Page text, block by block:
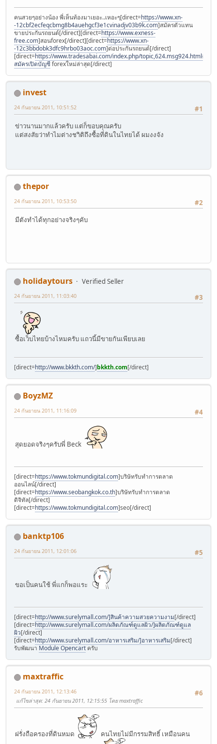
คนสวยๆอย่างน้อง พี่เห็นท้องมาเยอะ..เหอะๆ[direct=https://www.xn-
-12cbf2ecfeqcbmg8b4auehgcf3e1cvinadjv03b9k.com]สมัครตัวแทน
ขายประกันรถยนต์[/direct][direct=https://www.exness-
free.com]สอนforex[/direct][direct=https://www.xn-
-12c3bbdobk3dfc9hrbo03aoc.com]ต่อประกันรถยนต์[/direct]
[direct=https://www.tradesabai.com/index.php/
สมัครเปิดบัญชีforexใหม่ล่าสุด[/direct]
invest
#1
24 กันยายน 2011, 10:51:52
ข่าวนานมากแล้วครับ แต่ก็ขอบคุณครับ
แต่สงสัยว่าทำไมต่างชาิติถึงซื้อที่ดินในไทยได้ ผมงงจัง
thepor
#2
24 กันยายน 2011, 10:53:50
มีตังทำได้ทุกอย่างจริงๆคับ
holidaytours
Verified Seller
#3
24 กันยายน 2011, 11:03:40
ซื้อเว็บไทยบ้างไหมครับ แถวนี้มีขายกันเพียบเลย
[direct=http://www.bkkth.com/]bkkth.com[/direct]
BoyzMZ
#4
24 กันยายน 2011, 11:16:09
สุดยอดจริงๆครับพี่ Beck
[direct=https://www.tokmundigital.com]บริษัทรับทำการตลาด
ออนไลน์[/direct]
[direct=https://www.seobangkok.co.th]บริษัทรับทำการตลาด
ดิจิทัล[/direct]
[direct=https://www.tokmundigital.com]seo[/direct]
banktp106
#5
24 กันยายน 2011, 12:01:06
ขอเป็นคนใช้ พี่แกก็พอแระ
[direct=http://www.surelymall.com/]สินค้าความสวยความงาม[/direct]
[direct=http://www.surelymall.com/ผลิตภัณฑ์ดูแลผิว/]ผลิตภัณฑ์ดูแล
ผิว[/direct]
[direct=http://www.surelymall.com/อาหารเสริม/]อาหารเสริม[/direct]
รับพัฒนา Module Opencart ครับ
maxtraffic
#6
24 กันยายน 2011, 12:13:46
แก้ไขล่าสุด: 24 กันยายน 2011, 12:15:55 โดย maxtraffic
ฝรั่งถือครองที่ดินหมด คนไทยไม่มีกรรมสิทธิ์ เหมือนคน